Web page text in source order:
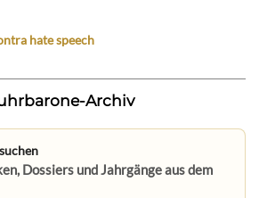
hate speech
Archiv
Dossiers und Jahrgänge aus dem